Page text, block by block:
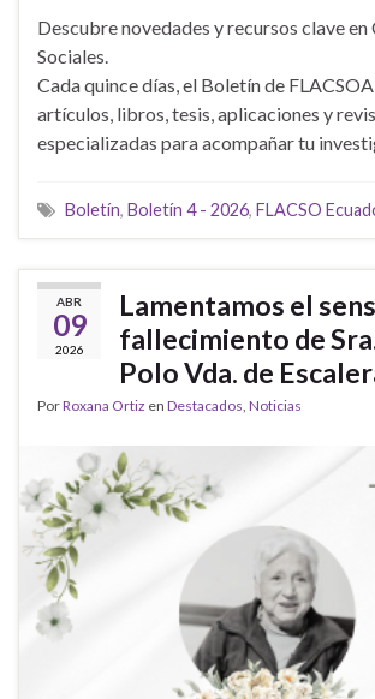
Descubre novedades y recursos clave en
Sociales.
Cada quince días, el Boletín de
artículos, libros, tesis, aplicaciones y
especializadas para acompañar tu
Boletín, Boletín 4 - 2026, FLACSO
ABR
09
2026
Lamentamos el
fallecimiento de
Polo Vda. de
PorRoxana Ortiz en Destacados, Noticias